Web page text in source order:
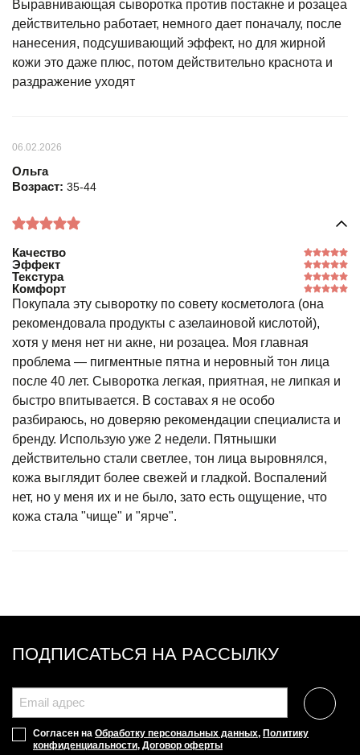
Выравнивающая сыворотка против постакне и розацеа
действительно работает, немного дает поначалу, после
нанесения, подсушивающий эффект, но для жирной
кожи это даже плюс, потом действительно краснота и
раздражение уходят
06.02.2026
Ольга
Возраст: 35-44
Качество
Эффект
Текстура
Комфорт
Покупала эту сыворотку по совету косметолога (она
рекомендовала продукты с азелаиновой кислотой),
хотя у меня нет ни акне, ни розацеа. Моя главная
проблема — пигментные пятна и неровный тон лица
после 40 лет. Сыворотка легкая, приятная, не липкая и
быстро впитывается. В составах я не особо
разбираюсь, но доверяю рекомендации специалиста и
бренду. Использую уже 2 недели. Пятнышки
действительно стали светлее, тон лица выровнялся,
кожа выглядит более свежей и гладкой. Воспалений
нет, но у меня их и не было, зато есть ощущение, что
кожа стала "чище" и "ярче".
ПОДПИСАТЬСЯ НА РАССЫЛКУ
Согласен на Обработку персональных данных, Политику
конфиденциальности, Договор оферты